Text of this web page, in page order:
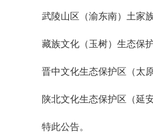
武陵山区（渝东南）土家
藏族文化（玉树）生态保
晋中文化生态保护区（太
陕北文化生态保护区（延安
特此公告。